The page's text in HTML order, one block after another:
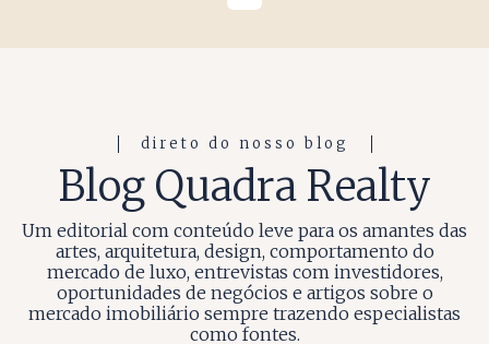
direto do nosso blog
Blog Quadra Realty
Um editorial com conteúdo leve para os amantes das
artes, arquitetura, design, comportamento do
mercado de luxo, entrevistas com investidores,
oportunidades de negócios e artigos sobre o
mercado imobiliário sempre trazendo especialistas
como fontes.